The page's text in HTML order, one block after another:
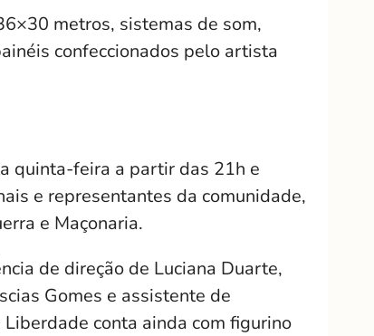
metros, sistemas de som,
confeccionados pelo artista
quinta-feira a partir das 21h e
e representantes da comunidade,
e Maçonaria.
de direção de Luciana Duarte,
Gomes e assistente de
conta ainda com figurino